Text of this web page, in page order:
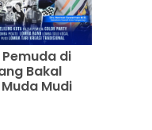
di
Bakal
Mudi